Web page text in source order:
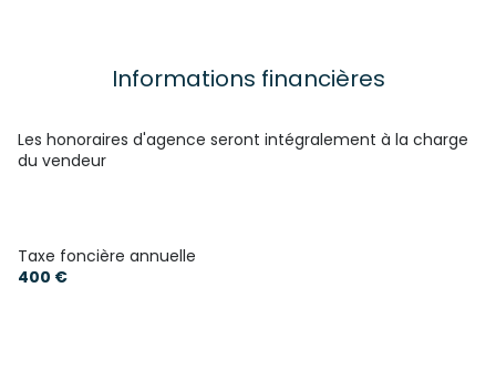
Informations financières
Les honoraires d'agence seront intégralement à la charge
du vendeur
Taxe foncière annuelle
400 €